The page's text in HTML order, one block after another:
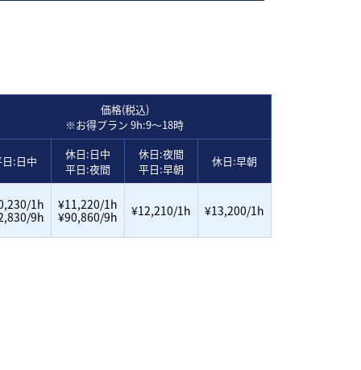
価格(税込)
※お得プラン 9h:9～18時
:日中
休日:日中
平日:夜間
休日:夜間
平日:早朝
休日:早朝
1h
9h
¥11,220/1h
¥90,860/9h
¥12,210/1h ¥13,200/1h